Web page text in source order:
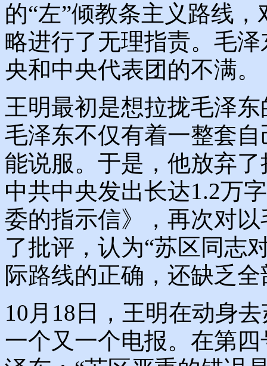
的“左”倾教条主义路线
略进行了无理指责。毛
央和中央代表团的不满。
王明最初是想拉拢毛泽
毛泽东不仅有着一整套
能说服。于是，他放弃
中共中央发出长达1.2万
委的指示信》，再次对
了批评，认为“苏区同志
际路线的正确，还缺乏
10月18日，王明在动身
一个又一个电报。在第